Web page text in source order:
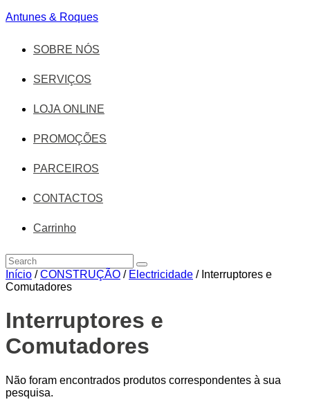
Antunes & Roques
SOBRE NÓS
SERVIÇOS
LOJA ONLINE
PROMOÇÕES
PARCEIROS
CONTACTOS
Carrinho
Início /CONSTRUÇÃO / Electricidade / Interruptores e
Comutadores
Interruptores e
Comutadores
Não foram encontrados produtos correspondentes à sua
pesquisa.